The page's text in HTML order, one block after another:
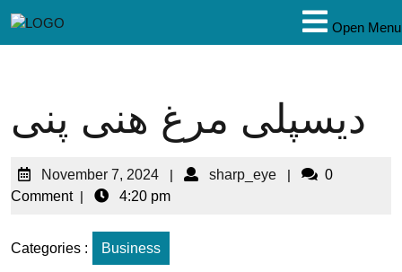
Open Menu
دیسپلی مرغ هنی پنی
November 7, 2024 | sharp_eye |
0
Comment | 4:20 pm
Categories : Business